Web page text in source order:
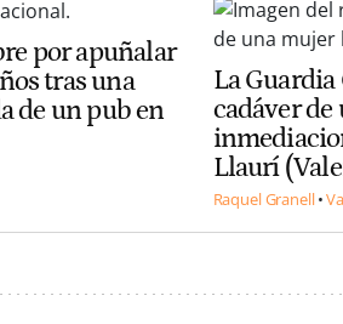
por apuñalar
tras una
de un pub en
La
cadáver de
Llaurí
Raquel Granell